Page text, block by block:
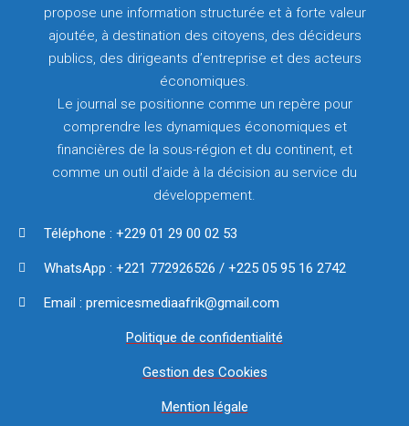
propose une information structurée et à forte valeur
ajoutée, à destination des citoyens, des décideurs
publics, des dirigeants d’entreprise et des acteurs
économiques.
Le journal se positionne comme un repère pour
comprendre les dynamiques économiques et
financières de la sous-région et du continent, et
comme un outil d’aide à la décision au service du
développement.
Téléphone : +229 01 29 00 02 53
WhatsApp : +221 772926526 / +225 05 95 16 2742
Email : premicesmediaafrik@gmail.com
Politique de confidentialité
Gestion des Cookies
Mention légale